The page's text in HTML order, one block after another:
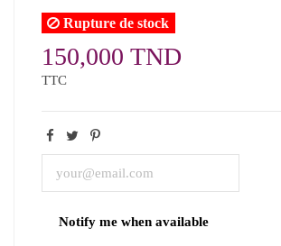
Rupture de stock
150,000 TND
TTC